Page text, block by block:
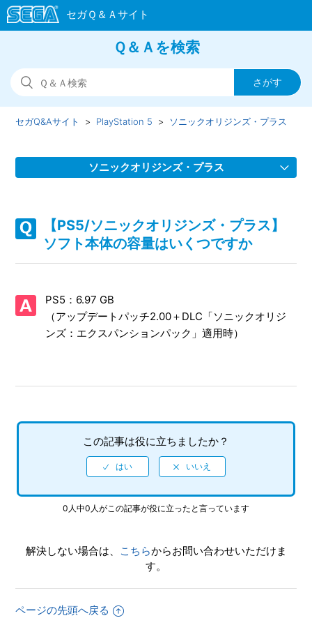
Ｑ＆Ａを検索
セガQ&Aサイト PlayStation 5 ソニックオリジンズ・プラス
ソニックオリジンズ・プラス
ル）はどこかで見られますか
【PS5/ソニックオリジンズ・プラス】Steam／Epic Games
【PS5/ソニックオリジンズ・プラス】プレイ動画やゲーム画
面写真を、動画サイト／SNS等で公開してもいいですか
【PS5/ソニックオリジンズ・プラス】トロフィーは「ソニッ
クオリジンズ」と共通ですか
【PS5/ソニックオリジンズ・プラス】PS4とPS5ではトロフ
【PS5/ソニックオリジンズ・プラス】難易度設定はあります
【PS5/ソニックオリジンズ・プラス】インターネットを使用
【PS5/ソニックオリジンズ・プラス】
ソフト本体の容量はいくつですか
PS5：6.97 GB
（アップデートパッチ2.00＋DLC「ソニックオリジ
ンズ：エクスパンションパック」適用時）
この記事は役に立ちましたか？
0人中0人がこの記事が役に立ったと言っています
解決しない場合は、 こちらからお問い合わせいただけま
す。
ページの先頭へ戻る